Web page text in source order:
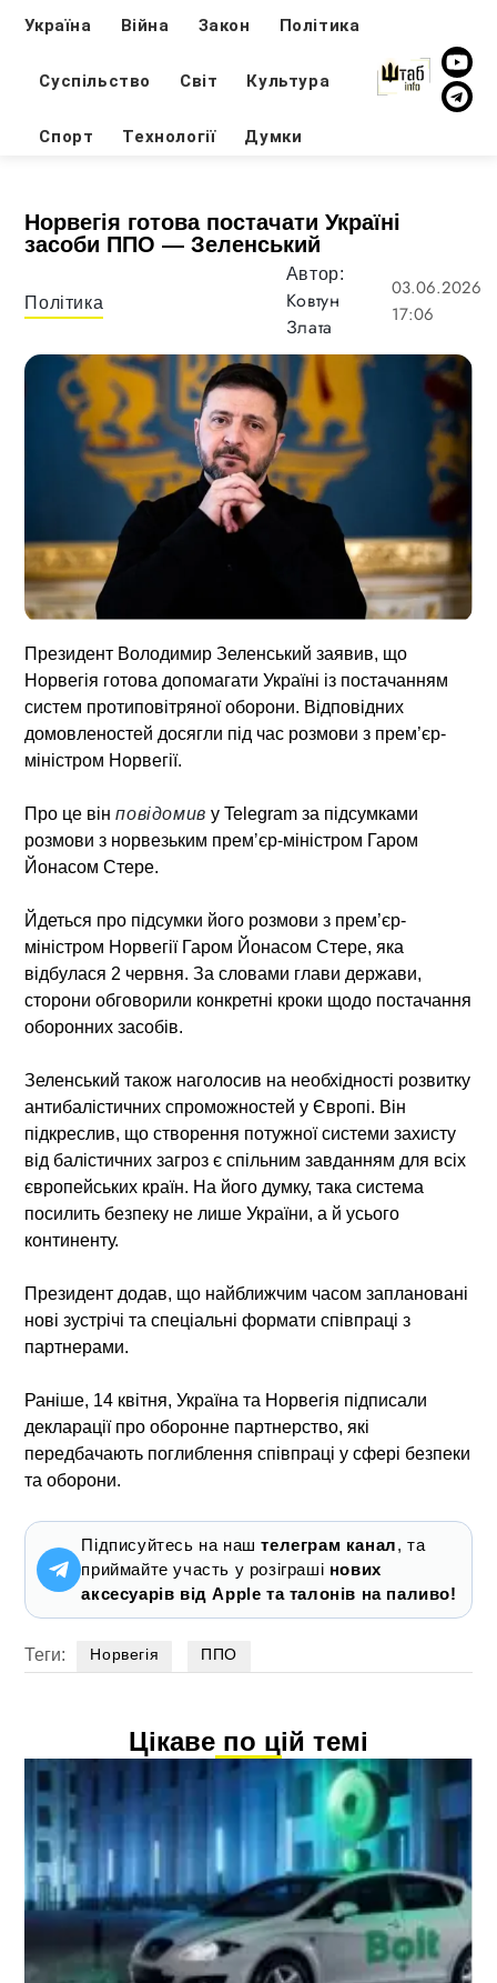
Україна Війна Закон Політика
Суспільство Світ Культура
Спорт Технології Думки
Норвегія готова постачати Україні
засоби ППО — Зеленський
Політика
Автор:
Ковтун
Злата
03.06.2026
17:06
Президент Володимир Зеленський заявив, що
Норвегія готова допомагати Україні із постачанням
систем протиповітряної оборони. Відповідних
домовленостей досягли під час розмови з прем’єр-
міністром Норвегії.
Про це вінповідомив у Telegram за підсумками
розмови з норвезьким премʼєр-міністром Гаром
Йонасом Стере.
Йдеться про підсумки його розмови з прем’єр-
міністром Норвегії Гаром Йонасом Стере, яка
відбулася 2 червня. За словами глави держави,
сторони обговорили конкретні кроки щодо постачання
оборонних засобів.
Зеленський також наголосив на необхідності розвитку
антибалістичних спроможностей у Європі. Він
підкреслив, що створення потужної системи захисту
від балістичних загроз є спільним завданням для всіх
європейських країн. На його думку, така система
посилить безпеку не лише України, а й усього
континенту.
Президент додав, що найближчим часом заплановані
нові зустрічі та спеціальні формати співпраці з
партнерами.
Раніше, 14 квітня, Україна та Норвегія підписали
декларації про оборонне партнерство, які
передбачають поглиблення співпраці у сфері безпеки
та оборони.
Підписуйтесь на наштелеграм канал, та
приймайте участь у розіграші нових
аксесуарів від Apple та талонів на паливо!
Теги: Норвегія ППО
Цікаве по цій темі